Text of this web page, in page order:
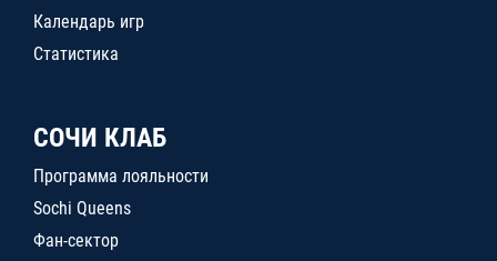
Календарь игр
Статистика
СОЧИ КЛАБ
Программа лояльности
Sochi Queens
Фан-сектор